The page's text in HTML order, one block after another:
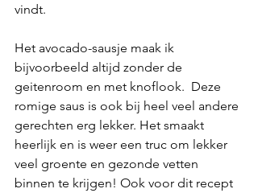
vindt.
Het avocado-sausje maak ik
bijvoorbeeld altijd zonder de
geitenroom en met knoflook.  Deze
romige saus is ook bij heel veel andere
gerechten erg lekker. Het smaakt
heerlijk en is weer een truc om lekker
veel groente en gezonde vetten
binnen te krijgen! Ook voor dit recept